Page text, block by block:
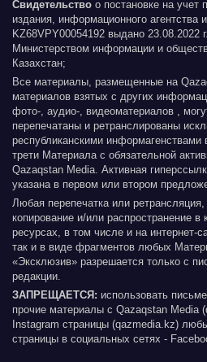
Свидетельство о постановке на учет
издания, информационного агентства
KZ68VPY00054192 выдано 23.08.2022
Министерством информации и
Казахстан;
Все материалы, размещенные на
материалов взятых с других
фото-, аудио-, видеоматериалов ,
перепечатаны и ретранслированы
республиканскими
трети Материала с обязательной
Qazaqstan Media. Активная
указана в первом или втором
Любая перепечатка или ретрансляция,
копирование и/или распространение
ресурсах, в том числе и на интернет-
так и в виде фрагментов любых
«Эксклюзив» разрешается только с
редакции.
ЗАПРЕЩАЕТСЯ: использовать
прочие материалы с Qazaqstan Media
Instagram страницы (qazmedia.kz)
страницы в социальных сетях -